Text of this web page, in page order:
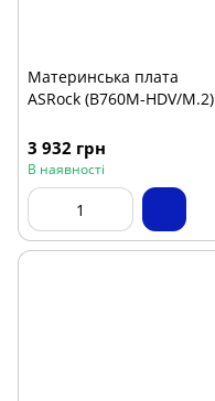
Материнська плата
ASRock (B760M-HDV/M.2)
3 932 грн
В наявності